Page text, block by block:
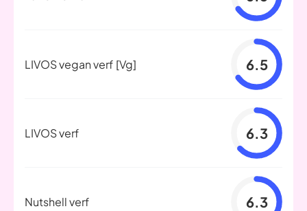
LIVOS vegan verf [Vg] 6.5
LIVOS verf 6.3
Nutshell verf 6.3